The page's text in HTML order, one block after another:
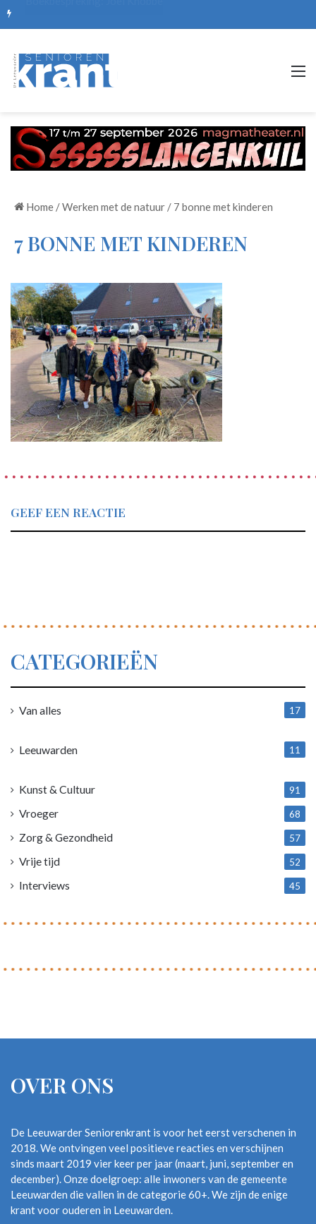
Home /Werken met de natuur / 7 bonne met kinderen
7 BONNE MET KINDEREN
GEEF EEN REACTIE
CATEGORIEËN
Van alles
17
Leeuwarden
11
Kunst & Cultuur 91
Vroeger 68
Zorg & Gezondheid 57
Vrije tijd 52
Interviews 45
OVER ONS
De Leeuwarder Seniorenkrant is voor het eerst verschenen in
2018. We ontvingen veel positieve reacties en verschijnen
sinds maart 2019 vier keer per jaar (maart, juni, september en
december). Onze doelgroep: alle inwoners van de gemeente
Leeuwarden die vallen in de categorie 60+. We zijn de enige
krant voor ouderen in Leeuwarden.